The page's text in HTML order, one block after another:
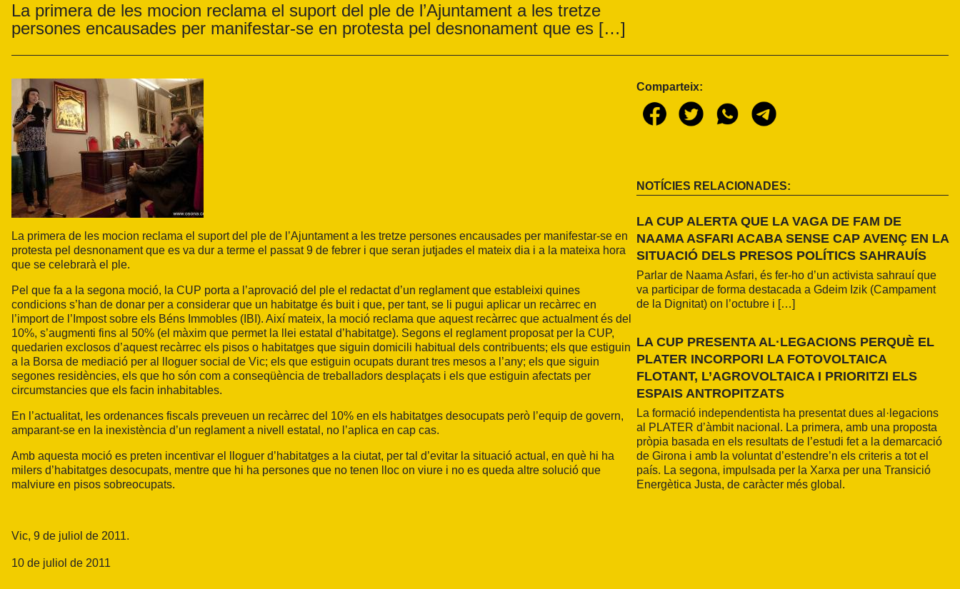
La primera de les mocion reclama el suport del ple de l’Ajuntament a les tretze
persones encausades per manifestar-se en protesta pel desnonament que es […]
La primera de les mocion reclama el suport del ple de l’Ajuntament a les tretze persones encausades per manifestar-se en
protesta pel desnonament que es va dur a terme el passat 9 de febrer i que seran jutjades el mateix dia i a la mateixa hora
que se celebrarà el ple.
Pel que fa a la segona moció, la CUP porta a l’aprovació del ple el redactat d’un reglament que estableixi quines
condicions s’han de donar per a considerar que un habitatge és buit i que, per tant, se li pugui aplicar un recàrrec en
l’import de l’Impost sobre els Béns Immobles (IBI). Així mateix, la moció reclama que aquest recàrrec que actualment és del
10%, s’augmenti fins al 50% (el màxim que permet la llei estatal d’habitatge). Segons el reglament proposat per la CUP,
quedarien exclosos d’aquest recàrrec els pisos o habitatges que siguin domicili habitual dels contribuents; els que estiguin
a la Borsa de mediació per al lloguer social de Vic; els que estiguin ocupats durant tres mesos a l’any; els que siguin
segones residències, els que ho són com a conseqüència de treballadors desplaçats i els que estiguin afectats per
circumstancies que els facin inhabitables.
En l’actualitat, les ordenances fiscals preveuen un recàrrec del 10% en els habitatges desocupats però l’equip de govern,
amparant-se en la inexistència d’un reglament a nivell estatal, no l’aplica en cap cas.
Amb aquesta moció es preten incentivar el lloguer d’habitatges a la ciutat, per tal d’evitar la situació actual, en què hi ha
milers d’habitatges desocupats, mentre que hi ha persones que no tenen lloc on viure i no es queda altre solució que
malviure en pisos sobreocupats.
Vic, 9 de juliol de 2011.
10 de juliol de 2011
Comparteix:
NOTÍCIES RELACIONADES:
LA CUP ALERTA QUE LA VAGA DE FAM DE
NAAMA ASFARI ACABA SENSE CAP AVENÇ EN LA
SITUACIÓ DELS PRESOS POLÍTICS SAHRAUÍS
Parlar de Naama Asfari, és fer-ho d’un activista sahrauí que
va participar de forma destacada a Gdeim Izik (Campament
de la Dignitat) on l’octubre i […]
LA CUP PRESENTA AL·LEGACIONS PERQUÈ EL
PLATER INCORPORI LA FOTOVOLTAICA
FLOTANT, L’AGROVOLTAICA I PRIORITZI ELS
ESPAIS ANTROPITZATS
La formació independentista ha presentat dues al·legacions
al PLATER d’àmbit nacional. La primera, amb una proposta
pròpia basada en els resultats de l’estudi fet a la demarcació
de Girona i amb la voluntat d’estendre’n els criteris a tot el
país. La segona, impulsada per la Xarxa per una Transició
Energètica Justa, de caràcter més global.